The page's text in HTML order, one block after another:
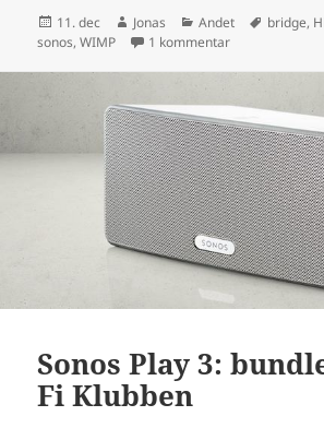
Udgivet
i
11. dec Forfatter
Jonas Kategorier
Andet Tags
bridge,
sonos,WIMP 1 kommentartil Sonos Play 3
Sonos Play 3:
Fi Klubben